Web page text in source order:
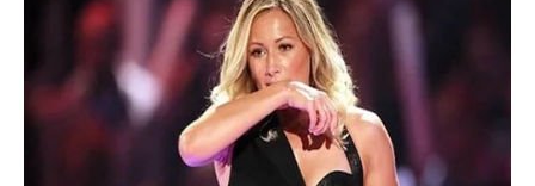
Auf einigen Seiten dieses Projektes sind Affiliate-
Angebote integriert. Wenn etwas darüber gebucht oder
gekauft wird, ist das eine Unterstützung, ohne dass sich
dadurch der Preis ändert.